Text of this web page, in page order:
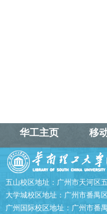
华工主页 移
五山校区地址：广州市天河区
大学城校区地址：广州市番禺
广州国际校区地址：广州市番